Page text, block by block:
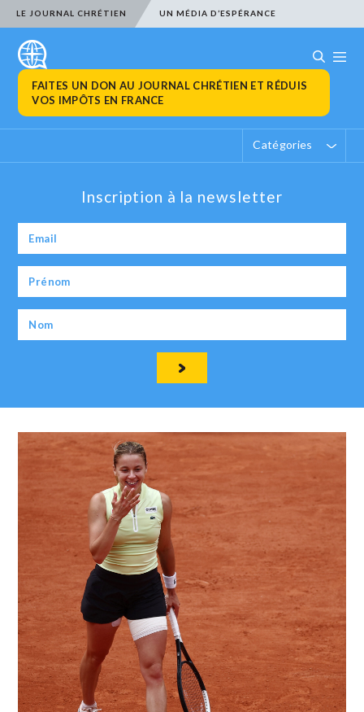
LE JOURNAL CHRÉTIEN UN MÉDIA D’ESPÉRANCE
FAITES UN DON AU JOURNAL CHRÉTIEN ET RÉDUIS
VOS IMPÔTS EN FRANCE
Catégories
Inscription à la newsletter